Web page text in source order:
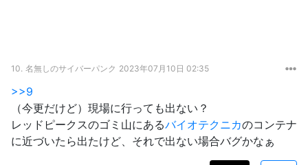
10. 名無しのサイバーパンク 2023年07月10日 02:35
>>9
（今更だけど）現場に行っても出ない？
レッドピークスのゴミ山にあるバイオテクニカのコンテナ
に近づいたら出たけど、それで出ない場合バグかなぁ